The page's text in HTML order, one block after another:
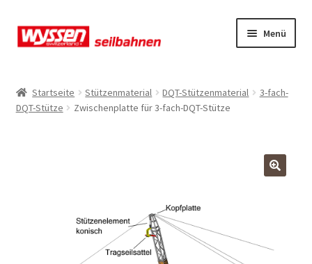
Zur
Navigation
Zum
Inhalt
Menü
Kasse
Startseite Stützenmaterial DQT-Stützenmaterial
3-fach-
DQT-Stütze
Zwischenplatte für 3-fach-DQT-Stütze